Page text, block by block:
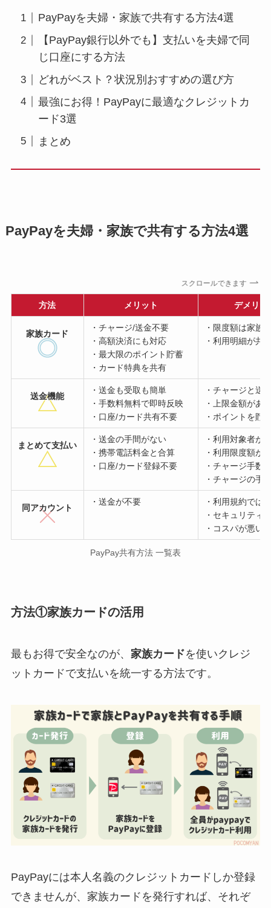
PayPayを夫婦・家族で共有する方法4選
【PayPay銀行以外でも】支払いを夫婦で同
じ口座にする方法
どれがベスト？状況別おすすめの選び方
最強にお得！PayPayに最適なクレジットカ
ード3選
まとめ
PayPayを夫婦・家族で共有する方法4選
スクロールできます
方法 メリット デメリッ
家族カード
・チャージ/送金不要
・高額決済にも対応
・最大限のポイント貯蓄
・カード特典を共有
・限度額は家族
・利用明細が共
送金機能
・送金も受取も簡単
・手数料無料で即時反映
・口座/カード共有不要
・チャージと送
・上限金額があ
・ポイントを貯
まとめて支払い
・送金の手間がない
・携帯電話料金と合算
・口座/カード登録不要
・利用対象者が
・利用限度額が
・チャージ手数
・チャージの手
同アカウント
・送金が不要
・利用規約では
・セキュリティ
・コスパが悪い
PayPay共有方法 一覧表
方法①家族カードの活用
最もお得で安全なのが、 家族カードを使いクレジ
ットカードで支払いを統一する方法です。
PayPayには本人名義のクレジットカードしか登録
できませんが、家族カードを発行すれば、それぞ